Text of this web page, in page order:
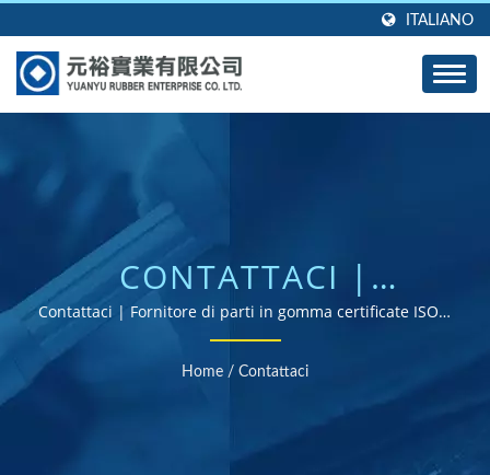
ITALIANO
CONTATTACI |
GROMMET IN GOMMA
PERSONALIZZATI,
GUARNIZIONI E
GUARNIZIONI -
Contattaci | Fornitore di parti in gomma certificate ISO e
RoHS
Home / Contattaci